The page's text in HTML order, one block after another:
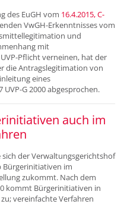
des EuGH vom 16.4.2015, C-
VwGH-Erkenntnisses vom
und
mit
Pflicht verneinen, hat der
die Antragslegitimation von
eines
G 2000 abgesprochen.
auch im
der Verwaltungsgerichtshof
Bürgerinitiativen im
zukommt. Nach dem
kommt Bürgerinitiativen in
vereinfachte Verfahren